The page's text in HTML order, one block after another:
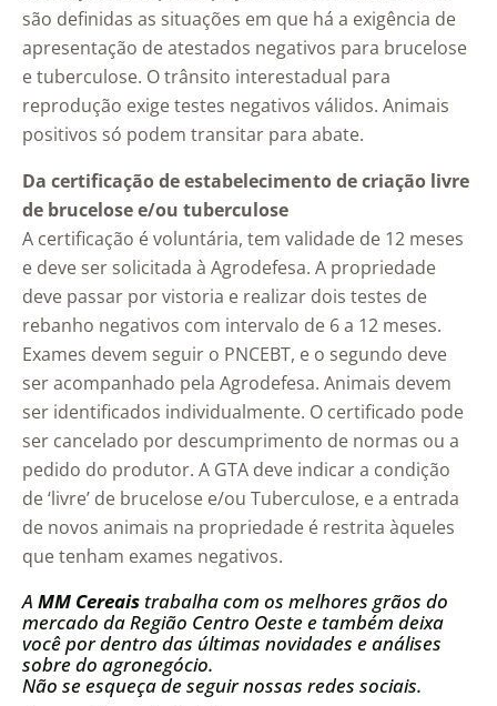
são definidas as situações em que há a exigência de
apresentação de atestados negativos para brucelose
e tuberculose. O trânsito interestadual para
reprodução exige testes negativos válidos. Animais
positivos só podem transitar para abate.
Da certificação de estabelecimento de criação livre
de brucelose e/ou tuberculose
A certificação é voluntária, tem validade de 12 meses
e deve ser solicitada à Agrodefesa. A propriedade
deve passar por vistoria e realizar dois testes de
rebanho negativos com intervalo de 6 a 12 meses.
Exames devem seguir o PNCEBT, e o segundo deve
ser acompanhado pela Agrodefesa. Animais devem
ser identificados individualmente. O certificado pode
ser cancelado por descumprimento de normas ou a
pedido do produtor. A GTA deve indicar a condição
de ‘livre’ de brucelose e/ou Tuberculose, e a entrada
de novos animais na propriedade é restrita àqueles
que tenham exames negativos.
A MM Cereais trabalha com os melhores grãos do
mercado da Região Centro Oeste e também deixa
você por dentro das últimas novidades e análises
sobre do agronegócio.
Não se esqueça de seguir nossas redes sociais.